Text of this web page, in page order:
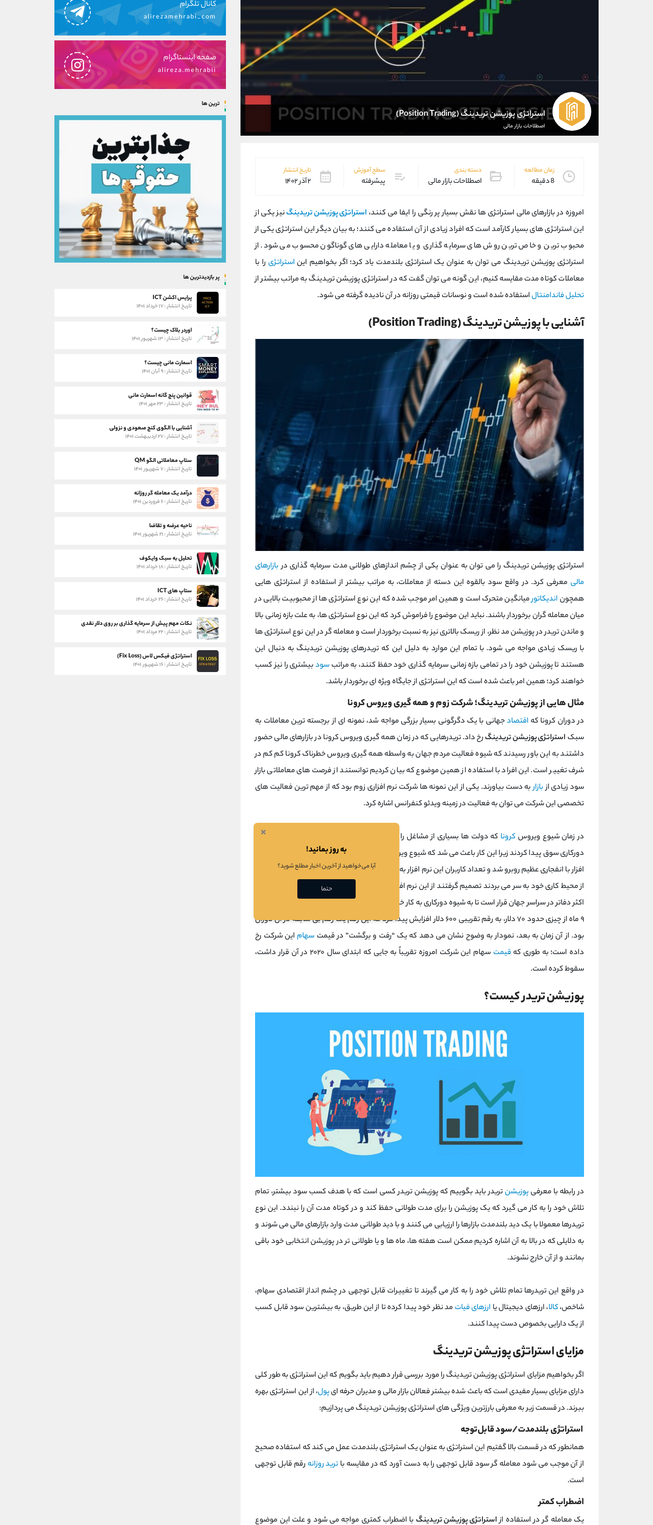
استراتژی پوزیشن تریدینگ (Position Trading)
اصطلاحات بازار مالی
زمان مطالعه
8 دقیقه
دسته بندی
اصطلاحات بازار مالی
سطح آموزش
پیشرفته
تاریخ انتشار
۲ آذر ۱۴۰۲
امروزه در بازارهای مالی استراتژی ها نقش بسیار پر رنگی را ایفا می کنند، استراتژی پوزیشن تریدینگنیز یکی از
این استراتژی های بسیار کارآمد است که افراد زیادی از آن استفاده می کنند؛ به بیان دیگر این استراتژی یکی از
محبوب ترین و خاص ترین روش های سرمایه گذاری و یا معامله دارایی های گوناگون محسوب می شود. از
استراتژی پوزیشن تریدینگ می توان به عنوان یک استراتژی بلندمدت یاد کرد؛ اگر بخواهیم این استراتژی را با
معاملات کوتاه مدت مقایسه کنیم، این گونه می توان گفت که در استراتژی پوزیشن تریدینگ به مراتب بیشتر از
تحلیل فاندامنتالاستفاده شده است و نوسانات قیمتی روزانه در آن نادیده گرفته می شود.
آشنایی با پوزیشن تریدینگ (Position Trading)
استراتژی پوزیشن تریدینگ را می توان به عنوان یکی از چشم اندازهای طولانی مدت سرمایه گذاری دربازارهای
مالی معرفی کرد. در واقع سود بالقوه این دسته از معاملات، به‌ مراتب بیشتر از استفاده از استراتژی‌ هایی
همچون اندیکاتورمیانگین متحرک است و همین امر موجب شده که این نوع استراتژی ها از محبوبیت بالایی در
میان معامله گران برخوردار باشند. نباید این موضوع را فراموش کرد که این نوع استراتژی ها، به علت بازه زمانی بالا
و ماندن تریدر در پوزیشن مد نظر، از ریسک بالاتری نیز به نسبت برخوردار است و معامله گر در این نوع استراتژی ها
با ریسک زیادی مواجه می شود. با تمام این موارد به دلیل این که تریدرهای پوزیشن تریدینگ به دنبال این
هستند تا پوزیشن خود را در تمامی بازه زمانی سرمایه‌ گذاری‌ خود حفظ کنند، به ‌مراتب سودبیشتری را نیز کسب
خواهند کرد؛ همین امر باعث شده است که این استراتژی از جایگاه ویژه ای برخوردار باشد.
مثال‌ هایی از پوزیشن تریدینگ؛ شرکت زوم و همه‌ گیری ویروس کرونا
در دوران کرونا که اقتصادجهانی با یک دگرگونی بسیار بزرگی مواجه شد، نمونه ای از برجسته ترین معاملات به
سبک استراتژی پوزیشن تریدینگرخ داد. تریدرهایی که در زمان همه گیری ویروس کرونا در بازارهای مالی حضور
داشتند به این باور رسیدند که شیوه فعالیت مردم جهان به واسطه همه گیری ویروس خطرناک کرونا کم کم در
شرف تغییر است. این افراد با استفاده از همین موضوع که بیان کردیم توانستند از فرصت‌ های معاملاتی بازار
سود زیادی ازبازاربه‌ دست بیاورند. یکی از این نمونه ها شرکت نرم افزاری زوم بود که از مهم ترین فعالیت های
تخصصی این شرکت می توان به فعالیت در زمینه ویدئو کنفرانس اشاره کرد.
در زمان شیوع ویروس کرونا که دولت ها بسیاری از مشاغل را تعطیل کردند بسیاری از کسب و کارها به سمت
دورکاری سوق پیدا کردند زیرا این کار باعث می شد که شیوع ویروس، روند کندی را تجربه کند. استفاده از این نرم
‌افزار با انفجاری عظیم روبرو شد و تعداد کاربران این نرم‌ افزار به یکباره شدیداً افزایش پیدا کرد زیرا افرادی که دور
از محیط کاری خود به سر می بردند تصمیم گرفتند از این نرم افزار بهره ببرند. در حقیقت، با گسترش این ایده که
اکثر دفاتر در سراسر جهان قرار است تا به شیوه دورکاری به کار خود ادامه دهند، قیمت سهام شرکت زوم در عرض
۹ ماه از چیزی حدود ۷۰ دلار، به رقم تقریبی ۶۰۰ دلار افزایش پیدا کرد که این رقم یک رقم بی سابقه در آن دوران
بود. از آن زمان به بعد، نمودار به‌ وضوح نشان می ‌دهد که یک “رفت‌ و برگشت” در قیمت سهام این شرکت رخ
داده است؛ به طوری کهقیمت
سهام این شرکت امروزه تقریباً به‌ جایی که ابتدای سال ۲۰۲۰ در آن قرار داشت،
سقوط کرده است.
پوزیشن تریدر کیست؟
در رابطه با معرفیپوزیشنتریدر باید بگوییم که پوزیشن تریدر کسی است که با هدف کسب سود بیشتر، تمام
تلاش خود را به کار می گیرد که یک پوزیشن را برای مدت طولانی حفظ کند و در کوتاه مدت آن را نبندد. این نوع
تریدرها معمولا با یک دید بلندمدت بازارها را ارزیابی می کنند و با دید طولانی مدت وارد بازارهای مالی می شوند و
به دلایلی که در بالا به آن اشاره کردیم ممکن است هفته ها، ماه ها و یا طولانی تر در پوزیشن انتخابی خود باقی
بمانند و از آن خارج نشوند.
در واقع این تریدرها تمام تلاش خود را به کار می گیرند تا تغییرات قابل ‌توجهی در چشم ‌انداز اقتصادی سهام،
شاخص،کالا، ارزهای دیجیتال یا ارزهای فیات مد نظر خود پیدا کرده تا از این طریق، به بیشترین سود قابل کسب
از یک دارایی بخصوص دست پیدا کنند.
مزایای استراتژی پوزیشن تریدینگ
اگر بخواهیم مزایای استراتژی پوزیشن تریدینگ را مورد بررسی قرار دهیم باید بگویم که این استراتژی به طور کلی
دارای مزایای بسیار مفیدی است که باعث شده بیشتر فعالان بازار مالی و مدیران حرفه ایپول، از این استراتژی بهره
ببرند. در قسمت زیر به معرفی بارزترین ویژگی های استراتژی پوزیشن تریدینگ می پردازیم:
استراتژی بلندمدت/سود قابل‌توجه
همانطور که در قسمت بالا گفتیم این استراتژی به عنوان یک استراتژی بلندمدت عمل می کند که استفاده صحیح
از آن موجب می شود معامله گر سود قابل توجهی را به دست آورد که در مقایسه با ترید روزانه رقم قابل توجهی
است.
اضطراب کمتر
یک معامله گر در استفاده ازاستراتژی پوزیشن تریدینگ با اضطراب کمتری مواجه می شود و علت این موضوع
کانال تلگرام
alirezamehrabi_com
صفحه اینستاگرام
alireza.mehrabii
ترین ها
پر بازدیدترین ها
پرایس اکشن ICT
تاریخ انتشار : ۱۷ خرداد ۱۴۰۱
اوردر بلاک چیست؟
تاریخ انتشار : ۱۳ شهریور ۱۴۰۱
اسمارت مانی چیست؟
تاریخ انتشار : ۹ آبان ۱۴۰۱
قوانین پنج گانه اسمارت مانی
تاریخ انتشار : ۲۳ مهر ۱۴۰۱
آشنایی با الگوی کنج صعودی و نزولی
تاریخ انتشار : ۲۷ اردیبهشت ۱۴۰۱
ستاپ معاملاتی الگو QM
تاریخ انتشار : ۷ شهریور ۱۴۰۱
درآمد یک معامله گر روزانه
تاریخ انتشار : ۶ فروردین ۱۴۰۱
ناحیه عرضه و تقاضا
تاریخ انتشار : ۲۱ شهریور ۱۴۰۱
تحلیل به سبک وایکوف
تاریخ انتشار : ۱۸ خرداد ۱۴۰۱
ستاپ های ICT
تاریخ انتشار : ۲۶ خرداد ۱۴۰۱
نکات مهم پیش از سرمایه گذاری بر روی دلار نقدی
تاریخ انتشار : ۲۲ مرداد ۱۴۰۱
استراتژی فیکس لاس (Fix Loss)
تاریخ انتشار : ۱۶ شهریور ۱۴۰۱
×
به روز بمانید!
آیا می‌خواهید از آخرین اخبار مطلع شوید؟
حتما